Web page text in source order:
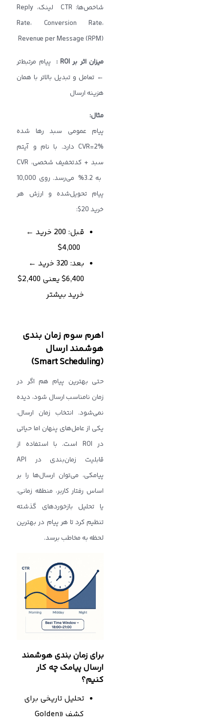
شاخص‌ها: CTR لینک، Reply
Rate، Conversion Rate،
Revenue per Message (RPM)
میزان اثر برROI
: پیام مرتبط‌تر
← تعامل و تبدیل بالاتر با همان
هزینه ارسال
مثال:
پیام عمومی سبد رها شده
CVR=2% دارد. با نام و آیتم
سبد + کدتخفیف شخصی، CVR
به 3.2% می‌رسد. روی 10,000
پیام تحویل‌شده و ارزش هر
خرید 20$:
قبل: 200 خرید ←
بعد: 320 خرید ←
6,400$ یعنی 2,400$
خرید بیشتر
اهرم سوم زمان ‌بندی
هوشمند ارسال
(Smart Scheduling)
حتی بهترین پیام هم اگر در
زمان نامناسب ارسال شود، دیده
نمی‌شود. انتخاب زمان ارسال،
یکی از عامل‌های پنهان اما حیاتی
در ROI است. با استفاده از
قابلیت زمان‌بندی در API
پیامکی، می‌توان ارسال‌ها را بر
اساس رفتار کاربر، منطقه زمانی،
یا تحلیل بازخوردهای گذشته
تنظیم کرد تا هر پیام در بهترین
لحظه به مخاطب برسد.
برای زمان بندی هوشمند
ارسال پیامک چه کار
کنیم؟
تحلیل تاریخی برای
کشف «Golden